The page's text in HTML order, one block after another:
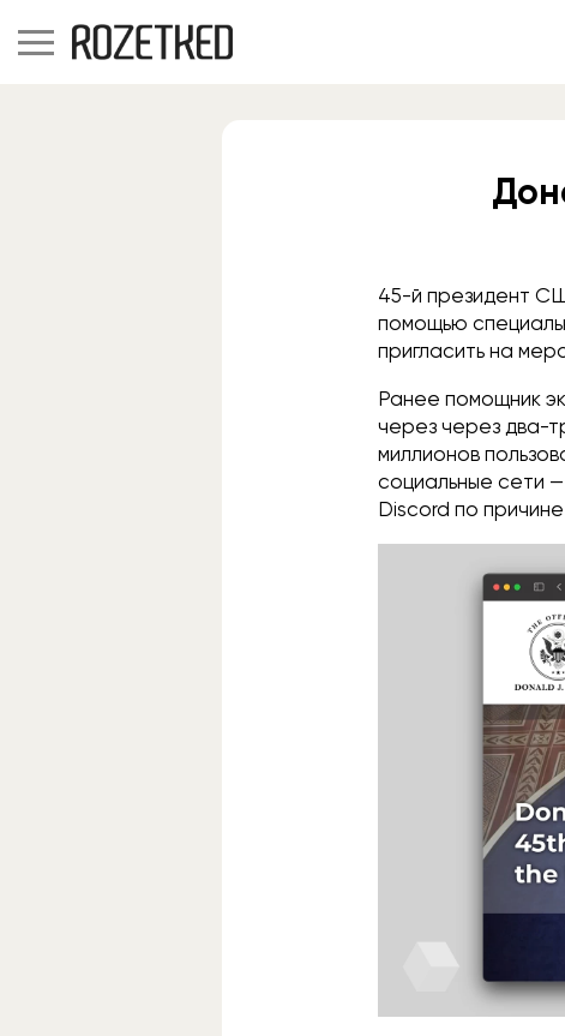
45-й президент
помощью
пригласить на
Ранее помощник
через через два-
миллионов
социальные сети
Discord по